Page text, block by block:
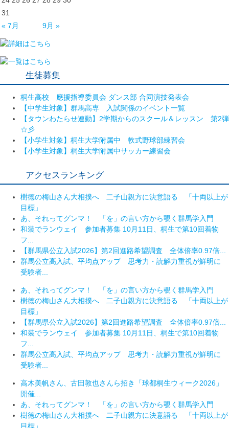
31
« 7月
9月 »
生徒募集
桐生高校 應援指導委員会 ダンス部 合同演技発表会
【中学生対象】群馬高専 入試関係のイベント一覧
【タウンわたらせ連動】2学期からのスクール＆レッスン 第2弾
☆彡
【小学生対象】桐生大学附属中 軟式野球部練習会
【小学生対象】桐生大学附属中サッカー練習会
アクセスランキング
樹徳の梅山さん大相撲へ 二子山親方に決意語る 「十両以上が
目標」
あ、それってグンマ！ 「を」の言い方から覗く群馬学入門
和装でランウェイ 参加者募集 10月11日、桐生で第10回着物
フ...
【群馬県公立入試2026】第2回進路希望調査 全体倍率0.97倍...
群馬公立高入試、平均点アップ 思考力・読解力重視が鮮明に
受験者...
あ、それってグンマ！ 「を」の言い方から覗く群馬学入門
樹徳の梅山さん大相撲へ 二子山親方に決意語る 「十両以上が
目標」
【群馬県公立入試2026】第2回進路希望調査 全体倍率0.97倍...
和装でランウェイ 参加者募集 10月11日、桐生で第10回着物
フ...
群馬公立高入試、平均点アップ 思考力・読解力重視が鮮明に
受験者...
高木美帆さん、古田敦也さんら招き「球都桐生ウィーク2026」
開催...
あ、それってグンマ！ 「を」の言い方から覗く群馬学入門
樹徳の梅山さん大相撲へ 二子山親方に決意語る 「十両以上が
目標」